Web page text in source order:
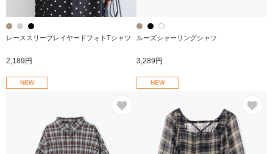
レーススリーブレイヤードフォトTシャツ
2,189円
ルーズシャーリングシャツ
3,289円
NEW NEW